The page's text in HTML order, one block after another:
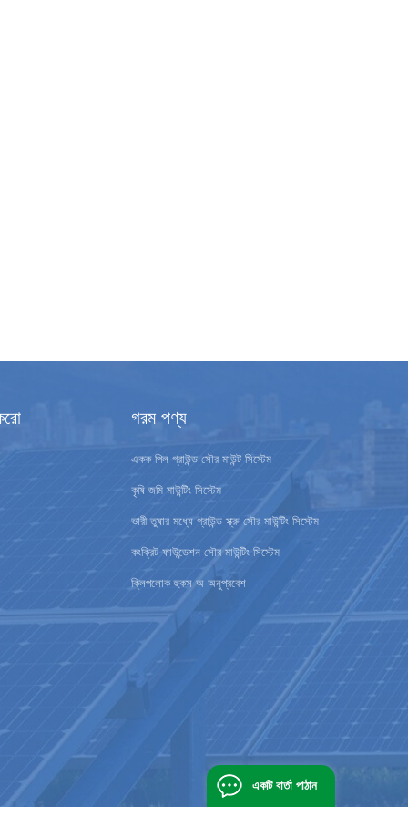
গরম পণ্য
একক পিল গ্রাউন্ড সৌর মাউন্ট সিস্টেম
কৃষি জমি মাউন্টিং সিস্টেম
ভারী তুষার মধ্যে গ্রাউন্ড স্ক্রু সৌর মাউন্টিং সিস্টেম
কংক্রিট ফাউন্ডেশন সৌর মাউন্টিং সিস্টেম
ক্লিপলোক হুকস অ অনুপ্রবেশ
একটি বার্তা পাঠান